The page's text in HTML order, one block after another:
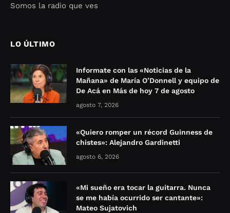
Somos la radio que ves
LO ÚLTIMO
Informate con las «Noticias de la
Mañana» de María O’Donnell y equipo de
De Acá en Más de hoy 7 de agosto
agosto 7, 2026
«Quiero romper un récord Guinness de
chistes»: Alejandro Gardinetti
agosto 6, 2026
«Mi sueño era tocar la guitarra. Nunca
se me había ocurrido ser cantante»:
Mateo Sujatovich